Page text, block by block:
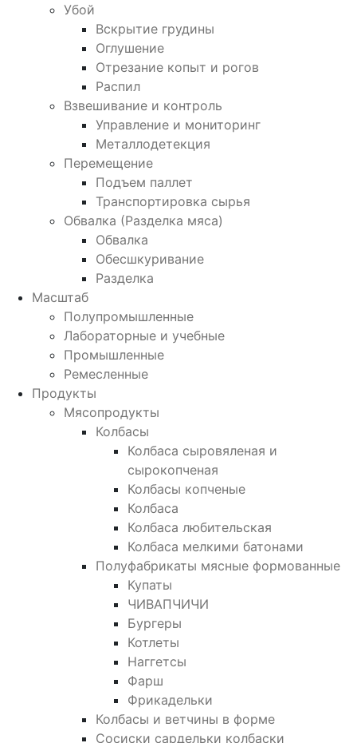
Убой
Вскрытие грудины
Оглушение
Отрезание копыт и рогов
Распил
Взвешивание и контроль
Управление и мониторинг
Металлодетекция
Перемещение
Подъем паллет
Транспортировка сырья
Обвалка (Разделка мяса)
Обвалка
Обесшкуривание
Разделка
Масштаб
Полупромышленные
Лабораторные и учебные
Промышленные
Ремесленные
Продукты
Мясопродукты
Колбасы
Колбаса сыровяленая и
сырокопченая
Колбасы копченые
Колбаса
Колбаса любительская
Колбаса мелкими батонами
Полуфабрикаты мясные формованные
Купаты
ЧИВАПЧИЧИ
Бургеры
Котлеты
Наггетсы
Фарш
Фрикадельки
Колбасы и ветчины в форме
Сосиски сардельки колбаски